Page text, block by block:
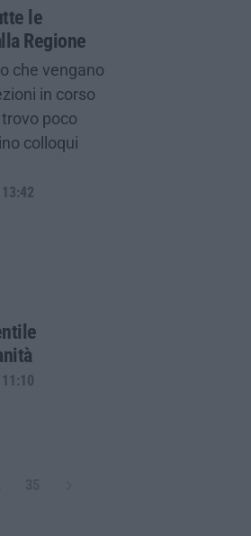
le
Regione
che vengano
in corso
poco
colloqui